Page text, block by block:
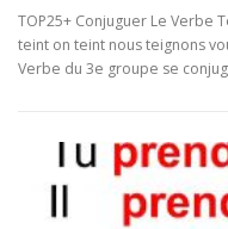
TOP25+ Conjuguer Le Verbe
teint on teint nous teignons
Verbe du 3e groupe se